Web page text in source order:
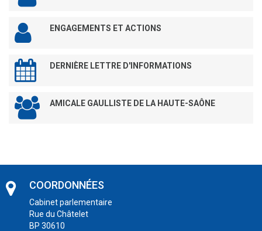
ENGAGEMENTS ET ACTIONS
DERNIÈRE LETTRE D'INFORMATIONS
AMICALE GAULLISTE DE LA HAUTE-SAÔNE
COORDONNÉES
Cabinet parlementaire
Rue du Châtelet
BP 30610